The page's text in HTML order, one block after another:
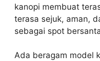
p
r
a
m
r
e
kanopi membuat
terasa sejuk, aman,
sebagai spot
Ada beragam model